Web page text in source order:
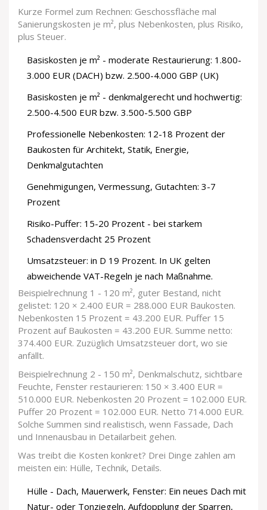
Kurze Formel zum Rechnen: Geschossfläche mal
Sanierungskosten je m², plus Nebenkosten, plus Risiko,
plus Steuer.
Basiskosten je m² - moderate Restaurierung: 1.800-
3.000 EUR (DACH) bzw. 2.500-4.000 GBP (UK)
Basiskosten je m² - denkmalgerecht und hochwertig:
2.500-4.500 EUR bzw. 3.500-5.500 GBP
Professionelle Nebenkosten: 12-18 Prozent der
Baukosten für Architekt, Statik, Energie,
Denkmalgutachten
Genehmigungen, Vermessung, Gutachten: 3-7
Prozent
Risiko-Puffer: 15-20 Prozent - bei starkem
Schadensverdacht 25 Prozent
Umsatzsteuer: in D 19 Prozent. In UK gelten
abweichende VAT-Regeln je nach Maßnahme.
Beispielrechnung 1 - 120 m², guter Bestand, nicht
gelistet: 120 × 2.400 EUR = 288.000 EUR Baukosten.
Nebenkosten 15 Prozent = 43.200 EUR. Puffer 15
Prozent auf Baukosten = 43.200 EUR. Summe netto:
374.400 EUR. Zuzüglich Umsatzsteuer dort, wo sie
anfällt.
Beispielrechnung 2 - 150 m², Denkmalschutz, sichtbare
Feuchte, Fenster restaurieren: 150 × 3.400 EUR =
510.000 EUR. Nebenkosten 20 Prozent = 102.000 EUR.
Puffer 20 Prozent = 102.000 EUR. Netto 714.000 EUR.
Solche Summen sind realistisch, wenn Fassade, Dach
und Innenausbau in Detailarbeit gehen.
Was treibt die Kosten konkret? Drei Dinge zahlen am
meisten ein: Hülle, Technik, Details.
Hülle - Dach, Mauerwerk, Fenster: Ein neues Dach mit
Natur- oder Tonziegeln, Aufdopplung der Sparren,